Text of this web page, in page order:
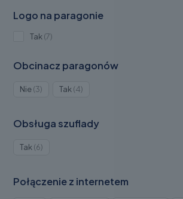
Logo na paragonie
Tak 7Produkty
Obcinacz paragonów
Nie 3Produkty
Tak 4Produkty
Obsługa szuflady
Tak 6Produkty
Połączenie z internetem